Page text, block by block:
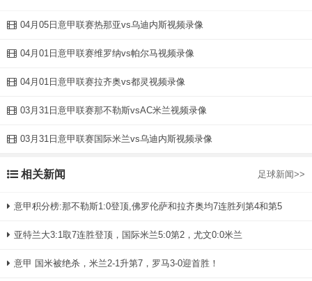
04月05日意甲联赛热那亚vs乌迪内斯视频录像
04月01日意甲联赛维罗纳vs帕尔马视频录像
04月01日意甲联赛拉齐奥vs都灵视频录像
03月31日意甲联赛那不勒斯vsAC米兰视频录像
03月31日意甲联赛国际米兰vs乌迪内斯视频录像
相关新闻 足球新闻>>
意甲积分榜:那不勒斯1:0登顶,佛罗伦萨和拉齐奥均7连胜列第4和第5
亚特兰大3:1取7连胜登顶，国际米兰5:0第2，尤文0:0米兰
意甲 国米被绝杀，米兰2-1升第7，罗马3-0迎首胜！